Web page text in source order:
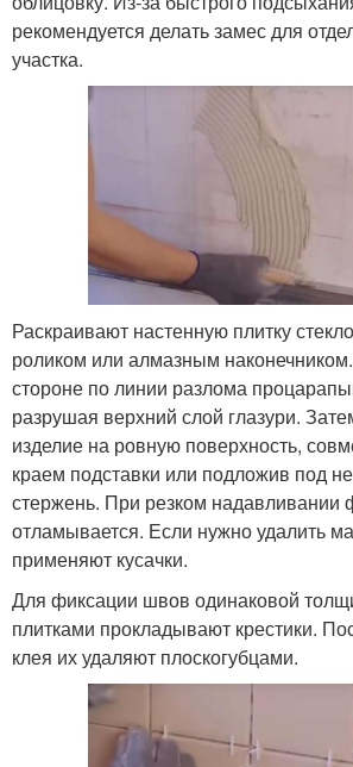
рекомендуется делать замес для
участка.
Раскраивают настенную плитку
роликом или алмазным
стороне по линии разлома
разрушая верхний слой глазури.
изделие на ровную поверхность,
краем подставки или подложив под
стержень. При резком надавливании
отламывается. Если нужно удалить
применяют кусачки.
Для фиксации швов одинаковой
плитками прокладывают крестики.
клея их удаляют плоскогубцами.